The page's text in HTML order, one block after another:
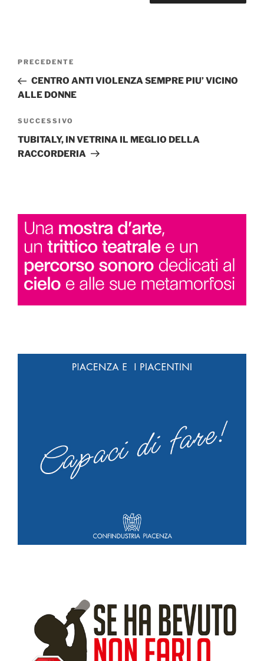
Navigazione
Articolo
precedente:
PRECEDENTE
CENTRO ANTI VIOLENZA SEMPRE PIU’ VICINO
ALLE DONNE
Articolo
successivo
SUCCESSIVO
TUBITALY, IN VETRINA IL MEGLIO DELLA
RACCORDERIA